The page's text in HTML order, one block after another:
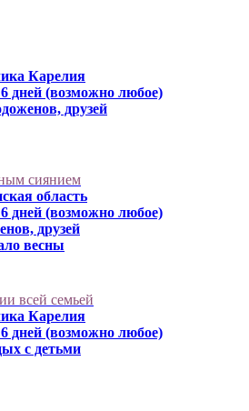
Карелия
дней (возможно любое)
друзей
сиянием
область
дней (возможно любое)
друзей
весны
всей семьей
Карелия
дней (возможно любое)
с детьми